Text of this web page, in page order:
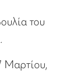
του
Μαρτίου,